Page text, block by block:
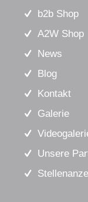
b2b Shop
A2W Shop
News
Blog
Kontakt
Galerie
Unsere